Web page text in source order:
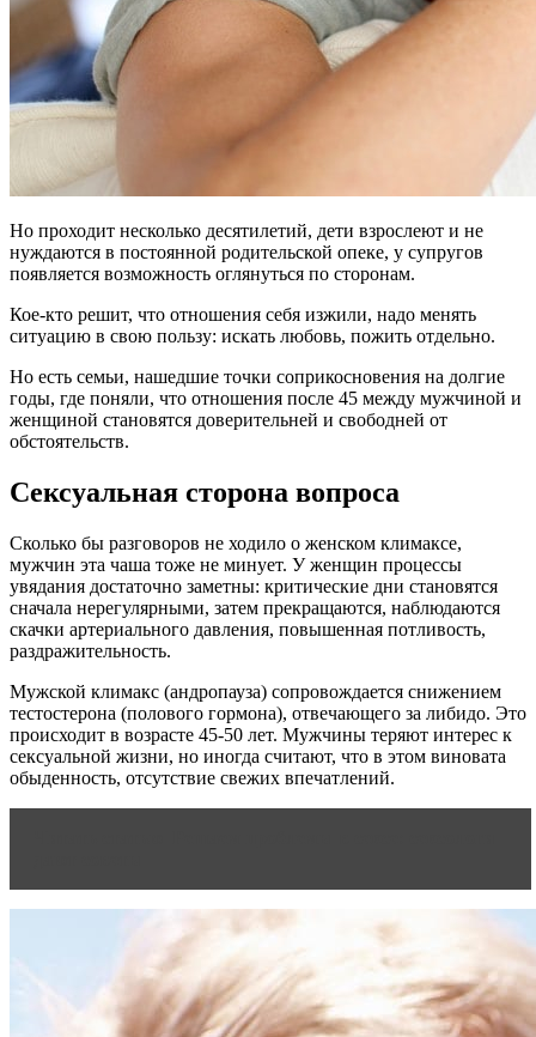
Но проходит несколько десятилетий, дети взрослеют и не
нуждаются в постоянной родительской опеке, у супругов
появляется возможность оглянуться по сторонам.
Кое-кто решит, что отношения себя изжили, надо менять
ситуацию в свою пользу: искать любовь, пожить отдельно.
Но есть семьи, нашедшие точки соприкосновения на долгие
годы, где поняли, что отношения после 45 между мужчиной и
женщиной становятся доверительней и свободней от
обстоятельств.
Сексуальная сторона вопроса
Сколько бы разговоров не ходило о женском климаксе,
мужчин эта чаша тоже не минует. У женщин процессы
увядания достаточно заметны: критические дни становятся
сначала нерегулярными, затем прекращаются, наблюдаются
скачки артериального давления, повышенная потливость,
раздражительность.
Мужской климакс (андропауза) сопровождается снижением
тестостерона (полового гормона), отвечающего за либидо. Это
происходит в возрасте 45-50 лет. Мужчины теряют интерес к
сексуальной жизни, но иногда считают, что в этом виновата
обыденность, отсутствие свежих впечатлений.